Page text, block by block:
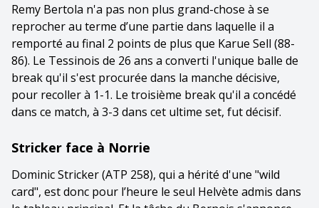
Remy Bertola n'a pas non plus grand-chose à se
reprocher au terme d’une partie dans laquelle il a
remporté au final 2 points de plus que Karue Sell (88-
86). Le Tessinois de 26 ans a converti l'unique balle de
break qu'il s'est procurée dans la manche décisive,
pour recoller à 1-1. Le troisième break qu'il a concédé
dans ce match, à 3-3 dans cet ultime set, fut décisif.
Stricker face à Norrie
Dominic Stricker (ATP 258), qui a hérité d'une "wild
card", est donc pour l’heure le seul Helvète admis dans